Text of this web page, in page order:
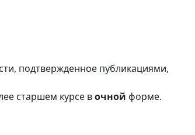
подтвержденное публикациями,
старшем курсе вочной форме.